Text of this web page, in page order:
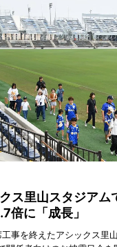
ス里山スタジアム
に「成長」
事を終えたアシックス里